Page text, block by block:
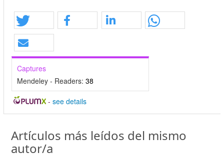
Captures
Mendeley - Readers: 38
-see details
Artículos más leídos del mismo
autor/a